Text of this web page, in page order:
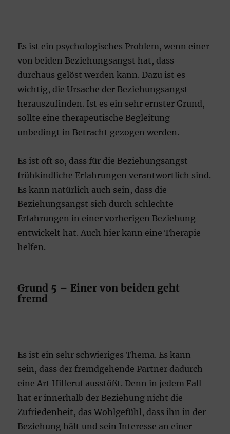
Es ist ein psychologisches Problem, wenn einer
von beiden Beziehungsangst hat, dass
durchaus gelöst werden kann. Dazu ist es
wichtig, die Ursache der Beziehungsangst
herauszufinden. Ist es ein sehr ernster Grund,
sollte eine therapeutische Begleitung
unbedingt in Betracht gezogen werden.
Es ist oft so, dass für die Beziehungsangst
frühkindliche Erfahrungen verantwortlich sind.
Es kann natürlich auch sein, dass die
Beziehungsangst sich durch schlechte
Erfahrungen in einer vorherigen Beziehung
entwickelt hat. Auch hier kann eine Therapie
helfen.
Grund 5 – Einer von beiden geht
fremd
Es ist ein sehr schwieriges Thema. Es kann
sein, dass der fremdgehende Partner dadurch
eine Art Hilferuf ausstößt. Denn in jedem Fall
hat er innerhalb der Beziehung nicht die
Zufriedenheit, das Wohlgefühl, dass ihn in der
Beziehung hält und sein Interesse an einer